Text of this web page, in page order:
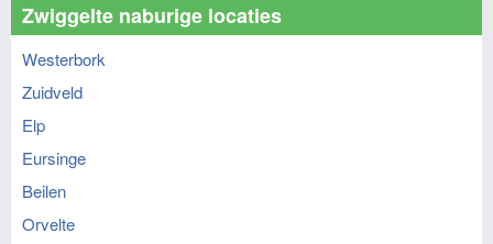
Zwiggelte naburige locaties
Westerbork
Zuidveld
Elp
Eursinge
Beilen
Orvelte